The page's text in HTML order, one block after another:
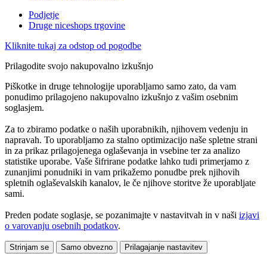
Podjetje
Druge niceshops trgovine
Kliknite tukaj za odstop od pogodbe
Prilagodite svojo nakupovalno izkušnjo
Piškotke in druge tehnologije uporabljamo samo zato, da vam
ponudimo prilagojeno nakupovalno izkušnjo z vašim osebnim
soglasjem.
Za to zbiramo podatke o naših uporabnikih, njihovem vedenju in
napravah. To uporabljamo za stalno optimizacijo naše spletne strani
in za prikaz prilagojenega oglaševanja in vsebine ter za analizo
statistike uporabe. Vaše šifrirane podatke lahko tudi primerjamo z
zunanjimi ponudniki in vam prikažemo ponudbe prek njihovih
spletnih oglaševalskih kanalov, le če njihove storitve že uporabljate
sami.
Preden podate soglasje, se pozanimajte v nastavitvah in v naši izjavi
o varovanju osebnih podatkov.
Strinjam se Samo obvezno Prilagajanje nastavitev